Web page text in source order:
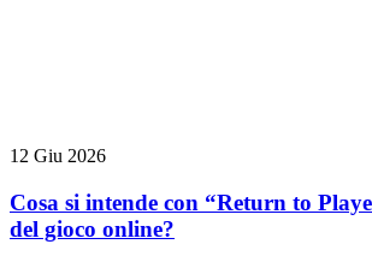
12 Giu 2026
Cosa si intende con “Return to
del gioco online?